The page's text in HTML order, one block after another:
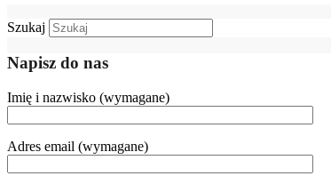
Szukaj
Napisz do nas
Imię i nazwisko (wymagane)
Adres email (wymagane)